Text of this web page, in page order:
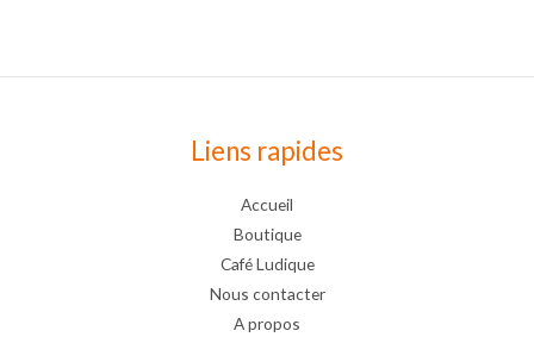
Liens rapides
Accueil
Boutique
Café Ludique
Nous contacter
A propos